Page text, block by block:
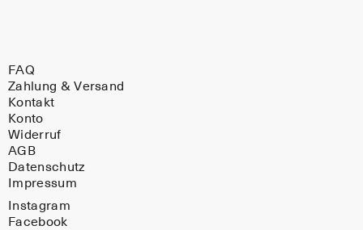
FAQ
Zahlung & Versand
Kontakt
Konto
Widerruf
AGB
Datenschutz
Impressum
Instagram
Facebook